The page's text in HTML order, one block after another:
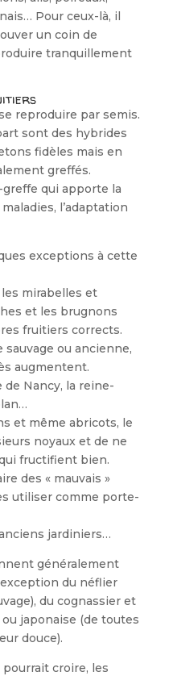
Pour ceux-là, il
un coin de
tranquillement
reproduire par semis.
sont des hybrides
fidèles mais en
greffés.
qui apporte la
l’adaptation
exceptions à cette
mirabelles et
et les brugnons
fruitiers corrects.
ou ancienne,
augmentent.
de Nancy, la reine-
et même abricots, le
noyaux et de ne
fructifient bien.
des « mauvais »
utiliser comme porte-
jardiniers…
généralement
du néflier
du cognassier et
japonaise (de toutes
douce).
pourrait croire, les